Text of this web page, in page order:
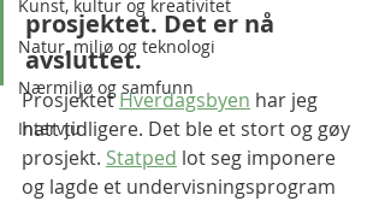
Kunst, kultur og kreativitet
Natur, miljø og teknologi
Nærmiljø og samfunn
Intervju
prosjektet. Det er nå
avsluttet.
Prosjektet Hverdagsbyen har jeg
hatt tidligere. Det ble et stort og gøy
prosjekt. Statped lot seg imponere
og lagde et undervisningsprogram